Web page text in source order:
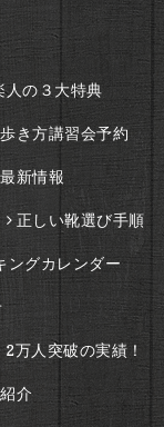
人の３大特典
き方講習会予約
最新情報
正しい靴選び手順
ングカレンダー
万人突破の実績！
介